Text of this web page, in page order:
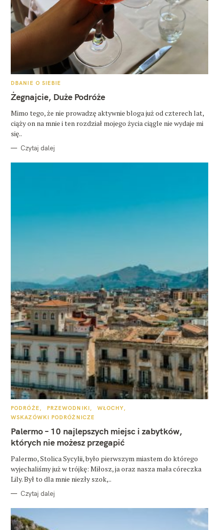
K
T
E
O
R
I
DBANIE O SIEBIE
Żegnajcie, Duże Podróże
Mimo tego, że nie prowadzę aktywnie bloga już od czterech lat,
ciąży on na mnie i ten rozdział mojego życia ciągle nie wydaje mi
się..
Czytaj dalej
K
T
G
O
R
PODRÓŻE PRZEWODNIKI
WŁOCHY
WSKAZÓWKI PODRÓŻNICZE
Palermo – 10 najlepszych miejsc i zabytków,
których nie możesz przegapić
Palermo, Stolica Sycylii, było pierwszym miastem do którego
wyjechaliśmy już w trójkę: Miłosz, ja oraz nasza mała córeczka
Lily. Był to dla mnie niezły szok,..
Czytaj dalej